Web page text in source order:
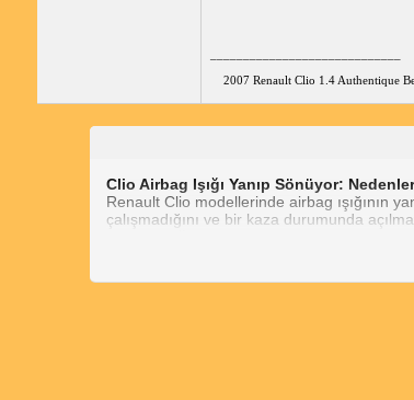
2007 Renault Clio 1.4 Authentique
Clio Airbag Işığı Yanıp Sönüyor:
Renault Clio modellerinde airbag ışığının
çalışmadığını ve bir kaza durumunda
Airbag Işığının Yanıp Sönmesine
hasarlı olduğunda, airbag ışığı yanıp